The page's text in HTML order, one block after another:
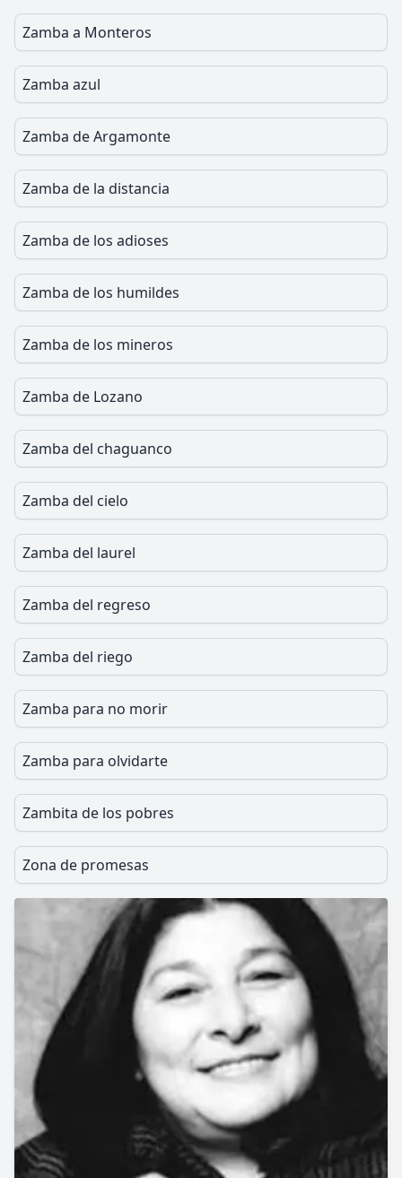
Zamba a Monteros
Zamba azul
Zamba de Argamonte
Zamba de la distancia
Zamba de los adioses
Zamba de los humildes
Zamba de los mineros
Zamba de Lozano
Zamba del chaguanco
Zamba del cielo
Zamba del laurel
Zamba del regreso
Zamba del riego
Zamba para no morir
Zamba para olvidarte
Zambita de los pobres
Zona de promesas